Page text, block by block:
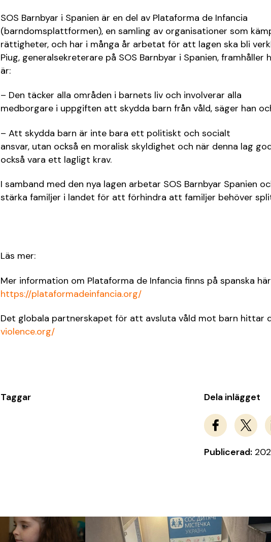
SOS Barnbyar i Spanien är en del av Plataforma de Infancia
(barndomsplattformen), en samling av organisationer som
rättigheter, och har i många år arbetat för att lagen ska bli
Piug, generalsekreterare på SOS Barnbyar i Spanien,
är:
– Den täcker alla områden i barnets liv och involverar alla
medborgare i uppgiften att skydda barn från våld, säger han
– Att skydda barn är inte bara ett politiskt och socialt
ansvar, utan också en moralisk skyldighet och när denna lag
också vara ett lagligt krav.
I samband med den nya lagen arbetar SOS Barnbyar Spanien
stärka familjer i landet för att förhindra att familjer behöver
Läs mer:
Mer information om Plataforma de Infancia finns på spanska
https://plataformadeinfancia.org/
Det globala partnerskapet för att avsluta våld mot barn hittar
violence.org/
Taggar Dela inlägget
Publicerad: